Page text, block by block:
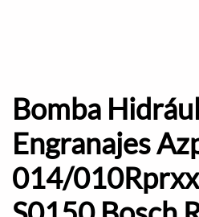
Bomba
Engranajes
014/